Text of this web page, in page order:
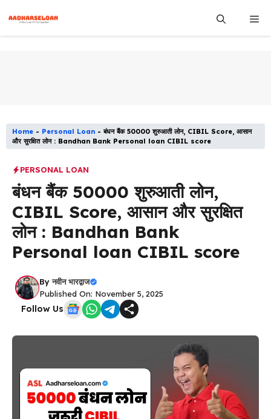
content
Home - Personal Loan -बंधन बैंक 50000 शुरुआती लोन, CIBIL Score, आसान
और सुरक्षित लोन : Bandhan Bank Personal loan CIBIL score
PERSONAL LOAN
बंधन बैंक 50000 शुरुआती लोन,
CIBIL Score, आसान और सुरक्षित
लोन : Bandhan Bank
Personal loan CIBIL score
Byनवीन भारद्वाज
Published On: November 5, 2025
Follow Us